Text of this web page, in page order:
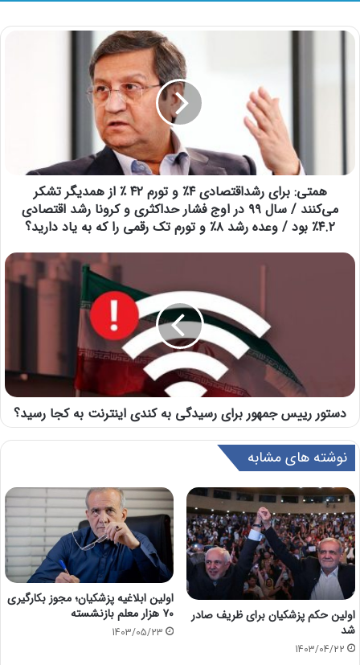
همتی: برای رشداقتصادی ⁩۴٪ و تورم ۴۲ ٪ از همدیگر تشکر
می‌کنند / ‏سال ۹۹ در اوج فشار حداکثری و کرونا رشد اقتصادی
۴.۲٪ بود / ‏وعده رشد ۸٪ و تورم تک رقمی را که به یاد دارید؟
دستور رییس جمهور برای رسیدگی به کندی اینترنت به کجا رسید؟
نوشته های مشابه
اولین حکم پزشکیان برای ظریف صادر
شد
1403/04/22
اولین ابلاغیه پزشکیان؛ مجوز بکارگیری
۷۰ هزار معلم بازنشسته
1403/05/23